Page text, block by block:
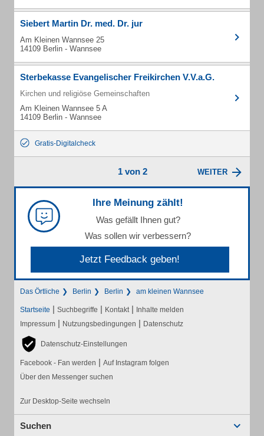
Siebert Martin Dr. med. Dr. jur
Am Kleinen Wannsee 25
14109 Berlin - Wannsee
Sterbekasse Evangelischer Freikirchen V.V.a.G.
Kirchen und religiöse Gemeinschaften
Am Kleinen Wannsee 5 A
14109 Berlin - Wannsee
Gratis-Digitalcheck
1 von 2 WEITER
Ihre Meinung zählt!
Was gefällt Ihnen gut?
Was sollen wir verbessern?
Jetzt Feedback geben!
Das Örtliche Berlin Berlin am kleinen Wannsee
Startseite | Suchbegriffe | Kontakt | Inhalte melden
Impressum | Nutzungsbedingungen | Datenschutz
Datenschutz-Einstellungen
Facebook - Fan werden | Auf Instagram folgen
Über den Messenger suchen
Zur Desktop-Seite wechseln
Suchen